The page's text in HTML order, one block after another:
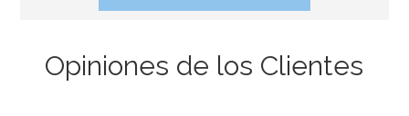
Opiniones de los Clientes